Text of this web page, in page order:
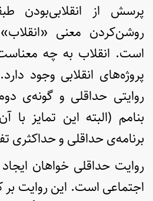
پرسش از انقلابی‌بودن
روشن‌کردن معنی
است. انقلاب به چه
پروژه‌های انقلابی وجود
روایتی حداقلی و گونه‌ی
بنامم (البته این تمایز با
برنامه‌ی حداقلی و حداکثری
روایت حداقلی خواهان
اجتماعی است. این روایت